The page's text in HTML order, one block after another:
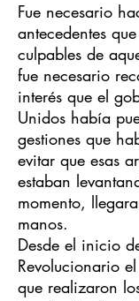
Fue necesario
antecedentes
culpables de
fue necesario
interés que el
Unidos había
gestiones que
evitar que esas
estaban
momento,
manos.
Desde el inicio
Revolucionario
que realizaron